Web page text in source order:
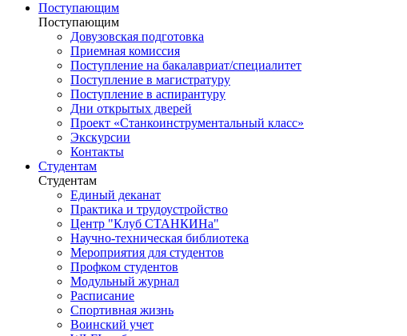
Поступающим
Поступающим
Довузовская подготовка
Приемная комиссия
Поступление на бакалавриат/специалитет
Поступление в магистратуру
Поступление в аспирантуру
Дни открытых дверей
Проект «Станкоинструментальный класс»
Экскурсии
Контакты
Студентам
Студентам
Единый деканат
Практика и трудоустройство
Центр "Клуб СТАНКИНа"
Научно-техническая библиотека
Мероприятия для студентов
Профком студентов
Модульный журнал
Расписание
Спортивная жизнь
Воинский учет